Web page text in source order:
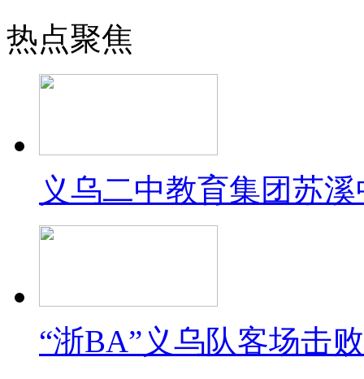
热点聚焦
义乌二中教育集团苏
“浙BA”义乌队客场击